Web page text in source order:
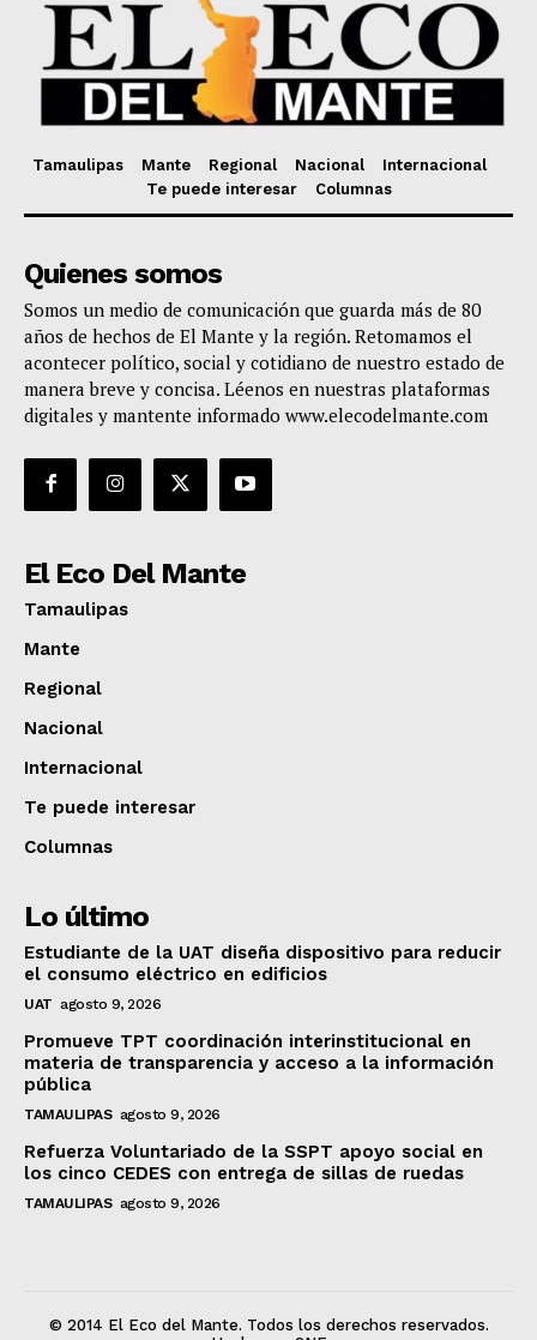
Tamaulipas Mante Regional Nacional
Internacional
Te puede interesar
Columnas
Quienes somos
Somos un medio de comunicación que guarda más de 80
años de hechos de El Mante y la región. Retomamos el
acontecer político, social y cotidiano de nuestro estado de
manera breve y concisa. Léenos en nuestras plataformas
digitales y mantente informado www.elecodelmante.com
El Eco Del Mante
Tamaulipas
Mante
Regional
Nacional
Internacional
Te puede interesar
Columnas
Lo último
Estudiante de la UAT diseña dispositivo para reducir
el consumo eléctrico en edificios
UAT agosto 9, 2026
Promueve TPT coordinación interinstitucional en
materia de transparencia y acceso a la información
pública
TAMAULIPAS agosto 9, 2026
Refuerza Voluntariado de la SSPT apoyo social en
los cinco CEDES con entrega de sillas de ruedas
TAMAULIPAS agosto 9, 2026
© 2014 El Eco del Mante. Todos los derechos reservados.